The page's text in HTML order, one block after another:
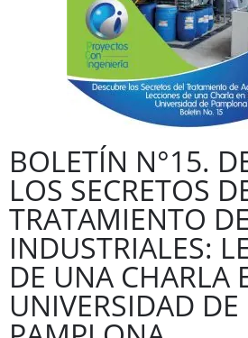
BOLETÍN N°15.
LOS SECRETOS
TRATAMIENTO
INDUSTRIALES:
DE UNA CHARLA
UNIVERSIDAD DE